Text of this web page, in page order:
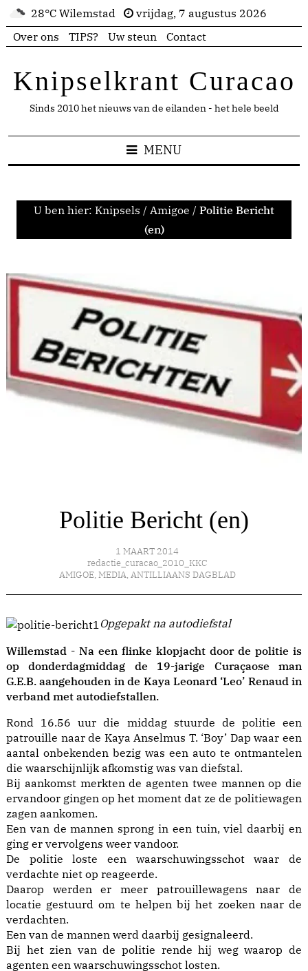
28°C Wilemstad
vrijdag, 7 augustus 2026
Over ons
TIPS? Uw steun Contact
Knipselkrant Curacao
Sinds 2010 het nieuws van de eilanden - het hele beeld
MENU
U ben hier: Knipsels / Amigoe / Politie Bericht
(en)
Politie Bericht (en)
1 MAART 2014
redactie_curacao_2010_KKC
AMIGOE, MEDIA, ANTILLIAANS DAGBLAD
Opgepakt na autodiefstal
Willemstad - Na een flinke klopjacht door de politie is
op donderdagmiddag de 19-jarige Curaçaose man
G.E.B. aangehouden in de Kaya Leonard ‘Leo’ Renaud in
verband met autodiefstallen.
Rond 16.56 uur die middag stuurde de politie een
patrouille naar de Kaya Anselmus T. ‘Boy’ Dap waar een
aantal onbekenden bezig was een auto te ontmantelen
die waarschijnlijk afkomstig was van diefstal.
Bij aankomst merkten de agenten twee mannen op die
ervandoor gingen op het moment dat ze de politiewagen
zagen aankomen.
Een van de mannen sprong in een tuin, viel daarbij en
ging er vervolgens weer vandoor.
De politie loste een waarschuwingsschot waar de
verdachte niet op reageerde.
Daarop werden er meer patrouillewagens naar de
locatie gestuurd om te helpen bij het zoeken naar de
verdachten.
Een van de mannen werd daarbij gesignaleerd.
Bij het zien van de politie rende hij weg waarop de
agenten een waarschuwingsschot losten.